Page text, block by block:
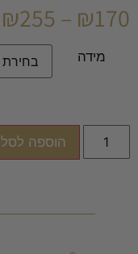
₪170
–
₪255
מידה
הוספה לסל